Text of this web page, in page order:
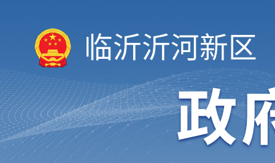
临沂沂河新区